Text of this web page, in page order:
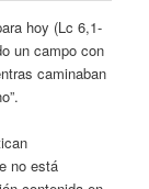
hoy (Lc 6,1-
un campo con
caminaban
no está